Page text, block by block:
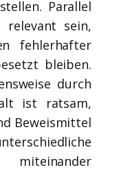
Parallel
relevant sein,
fehlerhafter
bleiben.
durch
ist ratsam,
Beweismittel
miteinander